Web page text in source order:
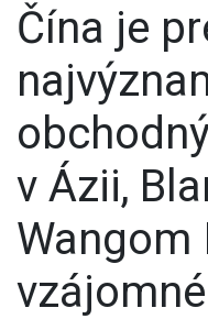
Čína je pre Slovensko
v Ázii,
Wangom